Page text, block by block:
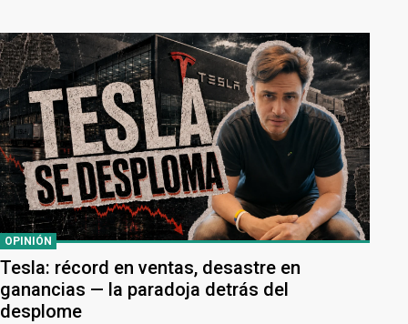
OPINIÓN
Tesla: récord en ventas, desastre en
ganancias — la paradoja detrás del
desplome